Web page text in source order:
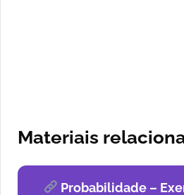
Materiais
Probabilidade –